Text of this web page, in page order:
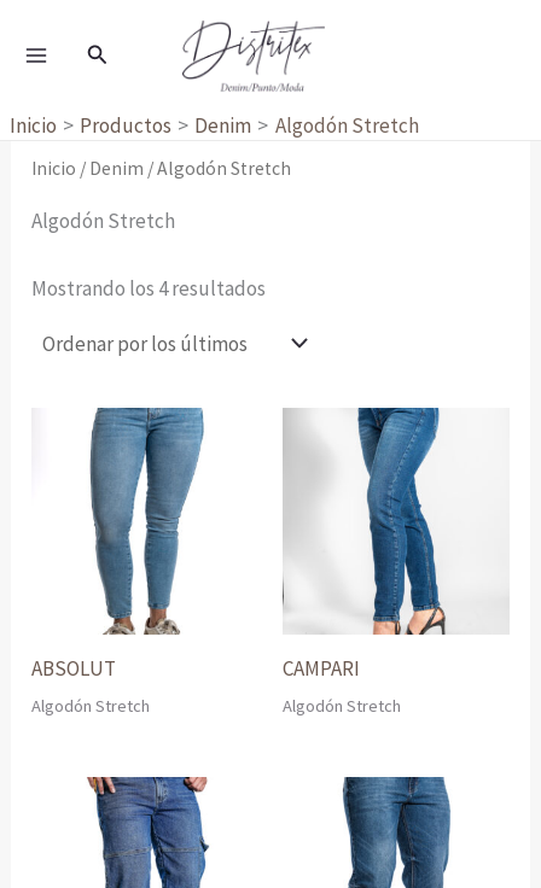
Buscar
Inicio Productos Denim Algodón Stretch
Inicio / Denim / Algodón Stretch
Algodón Stretch
Mostrando los 4 resultados
por
los
últimos
ABSOLUT
Algodón Stretch
CAMPARI
Algodón Stretch